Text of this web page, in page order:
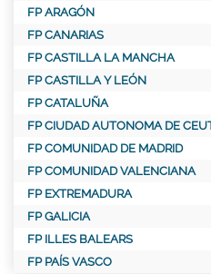
FP ARAGÓN
FP CANARIAS
FP CASTILLA LA MANCHA
FP CASTILLA Y LEÓN
FP CATALUÑA
FP CIUDAD AUTONOMA DE
FP COMUNIDAD DE MADRID
FP COMUNIDAD VALENCIANA
FP EXTREMADURA
FP GALICIA
FP ILLES BALEARS
FP PAÍS VASCO